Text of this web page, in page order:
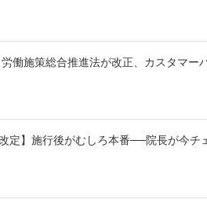
労働施策総合推進法が改正、カスタマー
定】施行後がむしろ本番──院長が今チ